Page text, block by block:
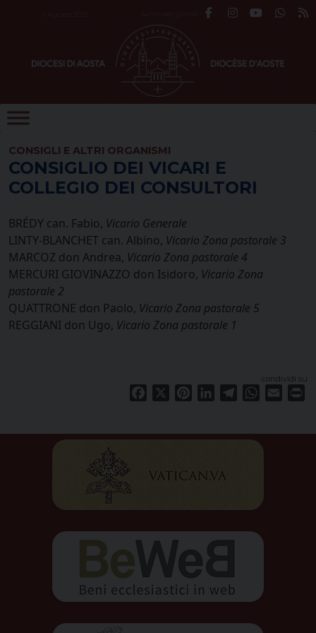
CONSIGLI E ALTRI ORGANISMI
CONSIGLIO DEI VICARI E
COLLEGIO DEI CONSULTORI
BRÉDY can. Fabio, Vicario Generale
LINTY-BLANCHET can. Albino, Vicario Zona pastorale 3
MARCOZ don Andrea, Vicario Zona pastorale 4
MERCURI GIOVINAZZO don Isidoro, Vicario Zona
pastorale 2
QUATTRONE don Paolo, Vicario Zona pastorale 5
REGGIANI don Ugo, Vicario Zona pastorale 1
condividi su
Facebook PinterestLinkedInTelegramWhatsApp
Email